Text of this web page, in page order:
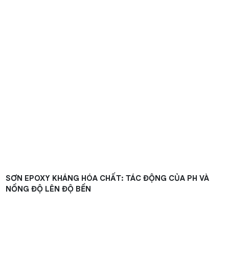
SƠN EPOXY KHÁNG HÓA CHẤT: TÁC ĐỘNG CỦA PH VÀ
NỒNG ĐỘ LÊN ĐỘ BỀN